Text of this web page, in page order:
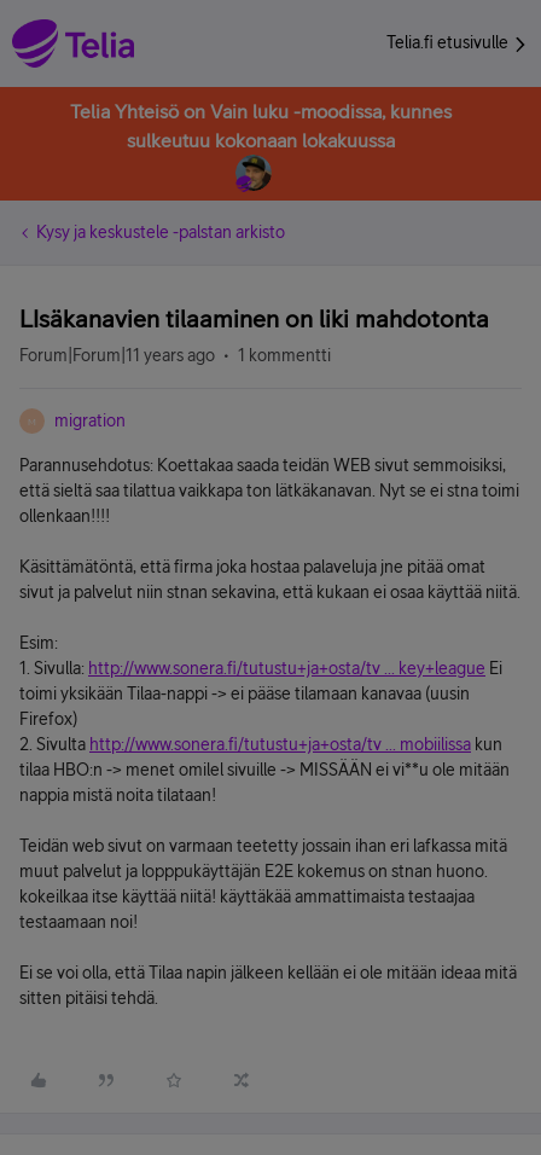
Telia.fi etusivulle
Telia Yhteisö on Vain luku -moodissa, kunnes
sulkeutuu kokonaan lokakuussa
Kysy ja keskustele -palstan arkisto
LIsäkanavien tilaaminen on liki mahdotonta
Forum|Forum|11 years ago 1 kommentti
M migration
Parannusehdotus: Koettakaa saada teidän WEB sivut semmoisiksi,
että sieltä saa tilattua vaikkapa ton lätkäkanavan. Nyt se ei stna toimi
ollenkaan!!!!
Käsittämätöntä, että firma joka hostaa palaveluja jne pitää omat
sivut ja palvelut niin stnan sekavina, että kukaan ei osaa käyttää niitä.
Esim:
1. Sivulla: http://www.sonera.fi/tutustu+ja+osta/tv ... key+league Ei
toimi yksikään Tilaa-nappi -> ei pääse tilamaan kanavaa (uusin
Firefox)
2. Sivulta http://www.sonera.fi/tutustu+ja+osta/tv ... mobiilissa kun
tilaa HBO:n -> menet omilel sivuille -> MISSÄÄN ei vi**u ole mitään
nappia mistä noita tilataan!
Teidän web sivut on varmaan teetetty jossain ihan eri lafkassa mitä
muut palvelut ja lopppukäyttäjän E2E kokemus on stnan huono.
kokeilkaa itse käyttää niitä! käyttäkää ammattimaista testaajaa
testaamaan noi!
Ei se voi olla, että Tilaa napin jälkeen kellään ei ole mitään ideaa mitä
sitten pitäisi tehdä.